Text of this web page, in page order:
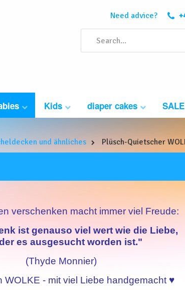
Need advice?
Kids diaper cakes SALE
und ähnliches Plüsch-Quietscher
verschenken macht immer viel Freude:
ist genauso viel wert wie die Liebe,
es ausgesucht worden ist."
(Thyde Monnier)
WOLKE - mit viel Liebe handgemacht ♥